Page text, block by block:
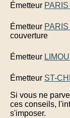
Émetteur
Émetteur
couverture
Émetteur
Émetteur ST-
Si vous ne
ces conseils,
s'imposer.